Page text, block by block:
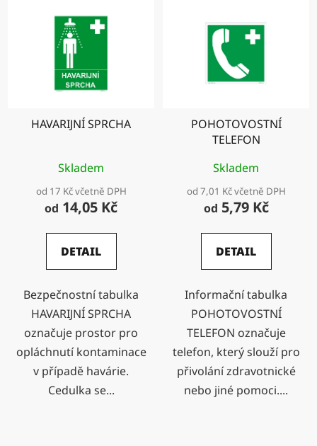
HAVARIJNÍ SPRCHA
Skladem
od 17 Kč včetně DPH
od 14,05 Kč
DETAIL
Bezpečnostní tabulka
HAVARIJNÍ SPRCHA
označuje prostor pro
opláchnutí kontaminace
v případě havárie.
Cedulka se...
POHOTOVOSTNÍ
TELEFON
Skladem
od 7,01 Kč včetně DPH
od 5,79 Kč
DETAIL
Informační tabulka
POHOTOVOSTNÍ
TELEFON označuje
telefon, který slouží pro
přivolání zdravotnické
nebo jiné pomoci....